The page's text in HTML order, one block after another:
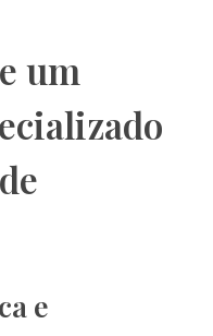
um
e